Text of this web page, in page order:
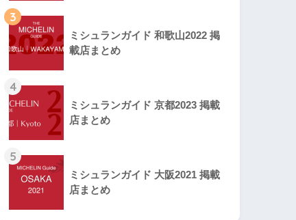
3
ミシュランガイド 和歌山2022 掲
載店まとめ
4
ミシュランガイド 京都2023 掲載
店まとめ
5
ミシュランガイド 大阪2021 掲載
店まとめ